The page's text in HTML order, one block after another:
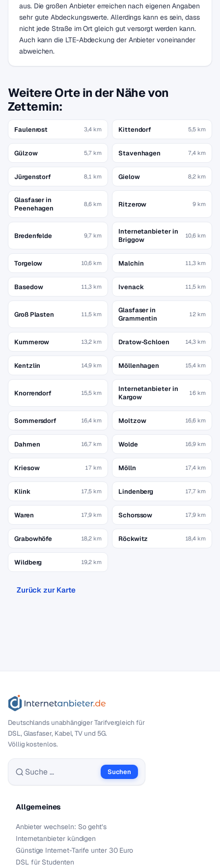
aus. Die großen Anbieter erreichen nach eigenen Angaben
sehr gute Abdeckungswerte. Allerdings kann es sein, dass
nicht jede Straße im Ort gleich gut versorgt werden kann.
Auch kann die LTE-Abdeckung der Anbieter voneinander
abweichen.
Weitere Orte in der Nähe von
Zettemin:
Faulenrost 3,4 km Kittendorf 5,5 km
Gülzow 5,7 km Stavenhagen 7,4 km
Jürgenstorf 8,1 km Gielow 8,2 km
Glasfaser in
Peenehagen
8,6 km Ritzerow 9 km
Bredenfelde 9,7 km
Internetanbieter in
Briggow
10,6 km
Torgelow 10,6 km Malchin 11,3 km
Basedow 11,3 km Ivenack 11,5 km
Groß Plasten 11,5 km
Glasfaser in
Grammentin
12 km
Kummerow 13,2 km Dratow-Schloen 14,3 km
Kentzlin 14,9 km Möllenhagen 15,4 km
Knorrendorf 15,5 km
Internetanbieter in
Kargow
16 km
Sommersdorf 16,4 km Moltzow 16,6 km
Dahmen 16,7 km Wolde 16,9 km
Kriesow 17 km Mölln 17,4 km
Klink 17,5 km Lindenberg 17,7 km
Waren 17,9 km Schorssow 17,9 km
Grabowhöfe 18,2 km Röckwitz 18,4 km
Wildberg 19,2 km
Zurück zur Karte
Deutschlands unabhängiger Tarif­vergleich für
DSL, Glasfaser, Kabel, TV und 5G.
Völlig kostenlos.
Suche nach:
Suchen
Allgemeines
Anbieter wechseln: So geht’s
Internetanbieter kündigen
Günstige Internet-Tarife unter 30 Euro
DSL für Studenten